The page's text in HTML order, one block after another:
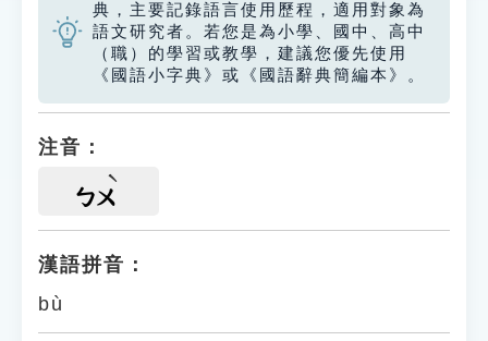
典，主要記錄語言使用歷程，適用對象為
語文研究者。若您是為小學、國中、高中
（職）的學習或教學，建議您優先使用
《國語小字典》或《國語辭典簡編本》。
注音：
ㄅㄨ
漢語拼音：
bù